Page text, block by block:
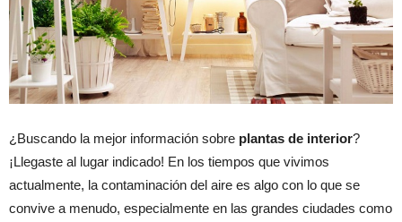
¿Buscando la mejor información sobre plantas de interior?
¡Llegaste al lugar indicado! En los tiempos que vivimos
actualmente, la contaminación del aire es algo con lo que se
convive a menudo, especialmente en las grandes ciudades como